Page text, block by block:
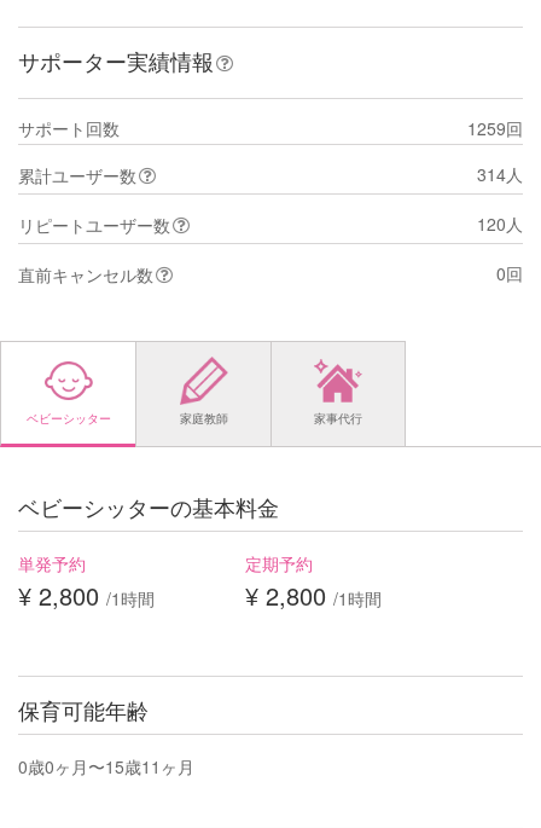
サポーター実績情報
サポート回数
1259回
累計ユーザー数
314人
リピートユーザー数 120人
直前キャンセル数 0回
ベビーシッター 家庭教師 家事代行
ベビーシッターの基本料金
単発予約
¥ 2,800 /1時間
定期予約
¥ 2,800 /1時間
保育可能年齢
0歳0ヶ月〜15歳11ヶ月